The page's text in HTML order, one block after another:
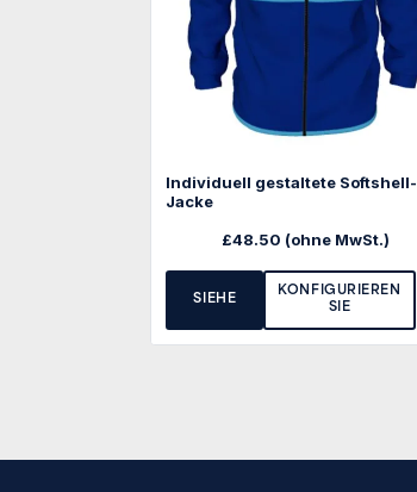
Individuell gestaltete Softshell-
Jacke
£48.50 (ohne MwSt.)
SIEHE
KONFIGURIEREN
SIE